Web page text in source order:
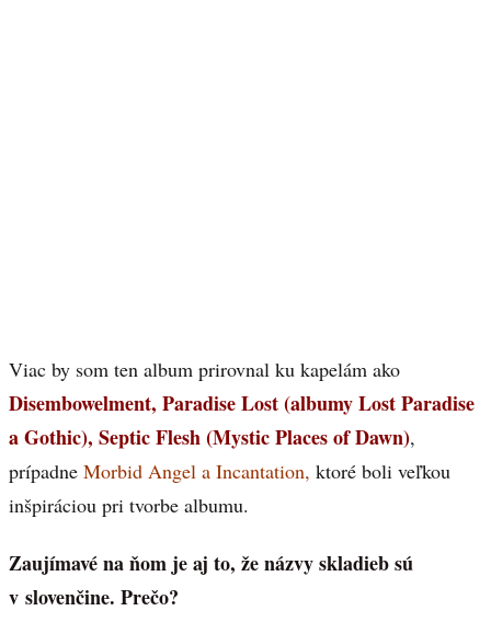
Viac by som ten album prirovnal ku kapelám ako
Disembowelment, Paradise Lost (albumy Lost Paradise
a Gothic), Septic Flesh (Mystic Places of Dawn),
prípadne Morbid Angel a Incantation, ktoré boli veľkou
inšpiráciou pri tvorbe albumu.
Zaujímavé na ňom je aj to, že názvy skladieb sú
v slovenčine. Prečo?